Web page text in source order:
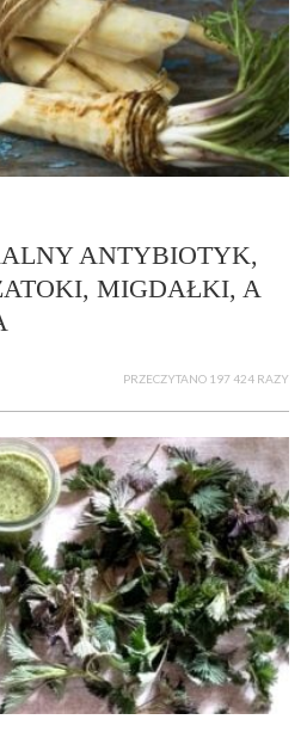
ANTYBIOTYK,
MIGDAŁKI, A
PRZECZYTANO 197 424 RAZY